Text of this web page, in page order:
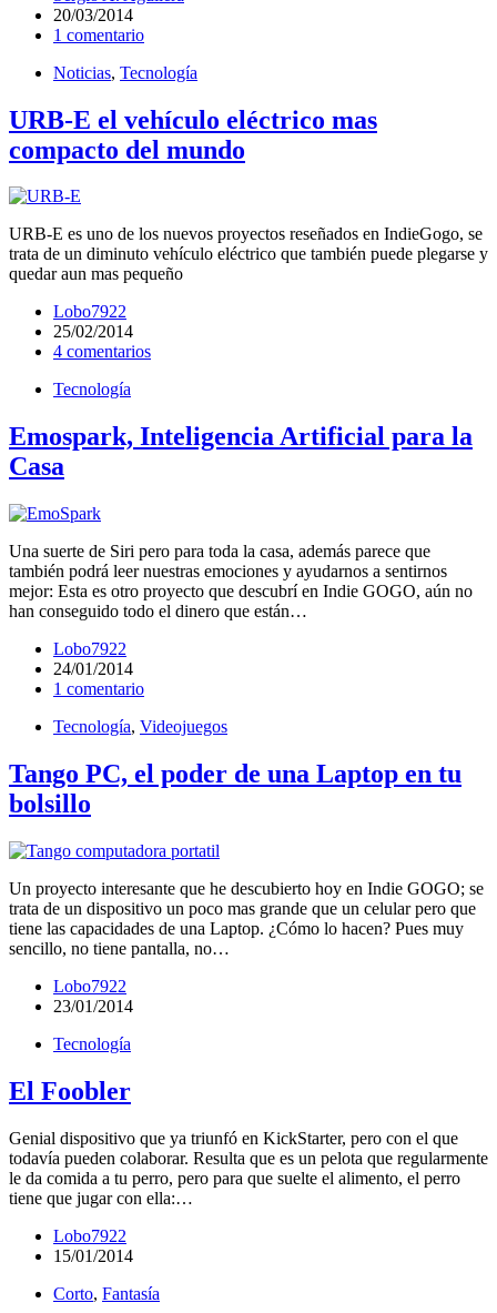
20/03/2014
1 comentario
Noticias, Tecnología
URB-E el vehículo eléctrico mas
compacto del mundo
URB-E es uno de los nuevos proyectos reseñados en IndieGogo, se
trata de un diminuto vehículo eléctrico que también puede plegarse y
quedar aun mas pequeño
Lobo7922
25/02/2014
4 comentarios
Tecnología
Emospark, Inteligencia Artificial para la
Casa
Una suerte de Siri pero para toda la casa, además parece que
también podrá leer nuestras emociones y ayudarnos a sentirnos
mejor: Esta es otro proyecto que descubrí en Indie GOGO, aún no
han conseguido todo el dinero que están…
Lobo7922
24/01/2014
1 comentario
Tecnología, Videojuegos
Tango PC, el poder de una Laptop en tu
bolsillo
Un proyecto interesante que he descubierto hoy en Indie GOGO; se
trata de un dispositivo un poco mas grande que un celular pero que
tiene las capacidades de una Laptop. ¿Cómo lo hacen? Pues muy
sencillo, no tiene pantalla, no…
Lobo7922
23/01/2014
Tecnología
El Foobler
Genial dispositivo que ya triunfó en KickStarter, pero con el que
todavía pueden colaborar. Resulta que es un pelota que regularmente
le da comida a tu perro, pero para que suelte el alimento, el perro
tiene que jugar con ella:…
Lobo7922
15/01/2014
Corto, Fantasía